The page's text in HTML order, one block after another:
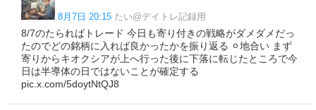
8月7日 20:15 たい@デイトレ記録用
8/7のたらればトレード 今日も寄り付きの戦略がダメダメだっ
たのでどの銘柄に入れば良かったかを振り返る ⚪︎地合い まず
寄りからキオクシアが上へ行った後に下落に転じたところで今
日は半導体の日ではないことが確定する
pic.x.com/5doytNtQJ8